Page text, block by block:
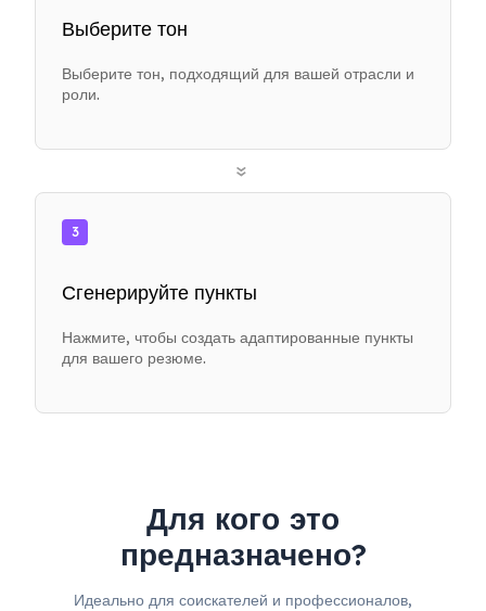
Выберите тон
Выберите тон, подходящий для вашей отрасли и
роли.
»
3
Сгенерируйте пункты
Нажмите, чтобы создать адаптированные пункты
для вашего резюме.
Для кого это
предназначено?
Идеально для соискателей и профессионалов,